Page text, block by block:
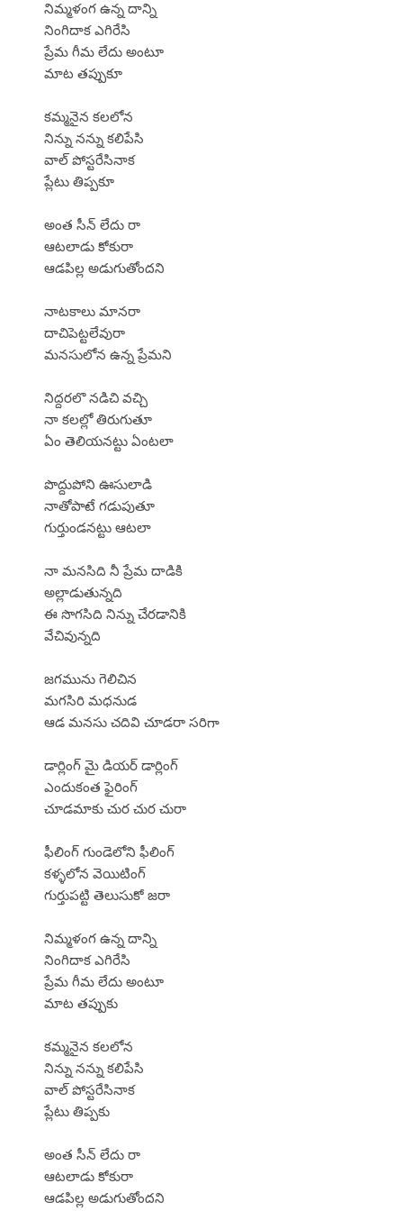
నిమ్మళంగ ఉన్న దాన్ని
నింగిదాక ఎగిరేసి
ప్రేమ గీమ లేదు అంటూ
మాట తప్పుకూ
కమ్మనైన కలలోన
నిన్ను నన్ను కలిపేసి
వాల్ పోస్టరేసినాక
ప్లేటు తిప్పకూ
అంత సీన్ లేదు రా
ఆటలాడు కోకురా
ఆడపిల్ల అడుగుతోందని
నాటకాలు మానరా
దాచిపెట్టలేవురా
మనసులోన ఉన్న ప్రేమని
నిద్దరలొ నడిచి వచ్చి
నా కలల్లో తిరుగుతూ
ఏం తెలియనట్టు ఏంటలా
పొద్దుపోని ఊసులాడి
నాతోపాటే గడుపుతూ
గుర్తుండనట్టు ఆటలా
నా మనసిది నీ ప్రేమ దాడికి
అల్లాడుతున్నది
ఈ సొగసిది నిన్ను చేరడానికి
వేచివున్నది
జగమును గెలిచిన
మగసిరి మధనుడ
ఆడ మనసు చదివి చూడరా సరిగా
డార్లింగ్ మై డియర్ డార్లింగ్
ఎందుకంత ఫైరింగ్
చూడమాకు చుర చుర చురా
ఫీలింగ్ గుండెలోని ఫీలింగ్
కళ్ళలోన వెయిటింగ్
గుర్తుపట్టి తెలుసుకో జరా
నిమ్మళంగ ఉన్న దాన్ని
నింగిదాక ఎగిరేసి
ప్రేమ గీమ లేదు అంటూ
మాట తప్పుకు
కమ్మనైన కలలోన
నిన్ను నన్ను కలిపేసి
వాల్ పోస్టరేసినాక
ప్లేటు తిప్పకు
అంత సీన్ లేదు రా
ఆటలాడు కోకురా
ఆడపిల్ల అడుగుతోందని